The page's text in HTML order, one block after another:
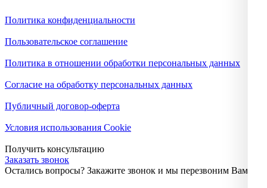
Политика конфиденциальности
Пользовательское соглашение
Политика в отношении обработки персональных данных
Согласие на обработку персональных данных
Публичный договор-оферта
Условия использования Cookie
Получить консультацию
Заказать звонок
Остались вопросы? Закажите звонок и мы перезвоним Вам.